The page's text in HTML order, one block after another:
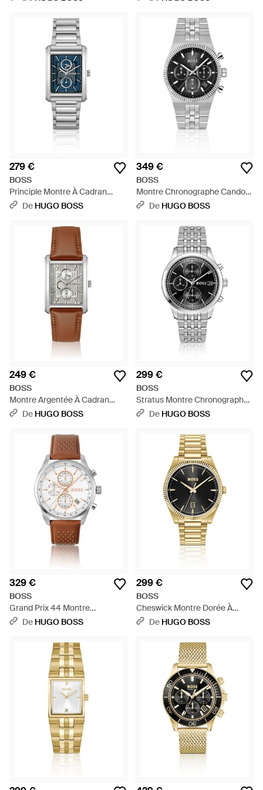
279 €
BOSS
Principle Montre À Cadran
Squelette Bleu Texturé Et
De HUGO BOSS
349 €
BOSS
Montre Chronographe Candor
À Cadran Noir Et Lunette
De HUGO BOSS
249 €
BOSS
Montre Argentée À Cadran
Squelette Texturé - Blanc
De HUGO BOSS
299 €
BOSS
Stratus Montre Chronographe
Avec Bracelet À Sept Maillons -
De HUGO BOSS
329 €
BOSS
Grand Prix 44 Montre
Chronographe À Bracelet En
De HUGO BOSS
299 €
BOSS
Cheswick Montre Dorée À
Lunette Cannelée - Métallisé
De HUGO BOSS